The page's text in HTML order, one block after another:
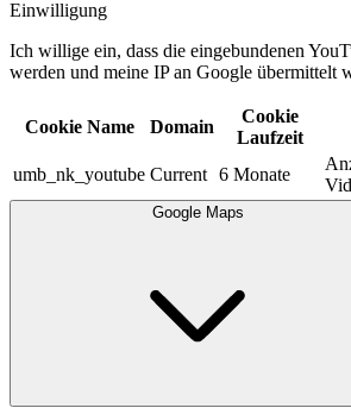
Einwilligung
Ich willige ein, dass die eingebundenen
werden und meine IP an Google übermittelt
Cookie Name Domain
Cookie
Laufzeit
umb_nk_youtube Current 6 Monate
Google Maps